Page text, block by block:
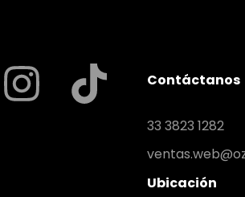
Contáctanos
33 3823 1282
Ubicación